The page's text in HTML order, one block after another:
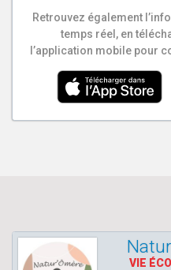
Retrouvez également
temps réel, en
l’application mobile pour
VIE